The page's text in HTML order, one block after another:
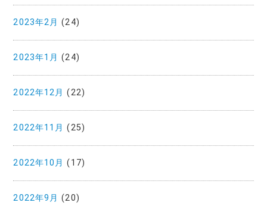
2023年2月 (24)
2023年1月 (24)
2022年12月 (22)
2022年11月 (25)
2022年10月 (17)
2022年9月 (20)